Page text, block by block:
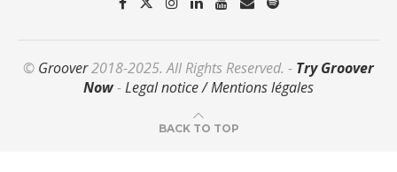
© Groover2018-2025. All Rights Reserved. - Try Groover
Now-Legal notice / Mentions légales
BACK TO TOP